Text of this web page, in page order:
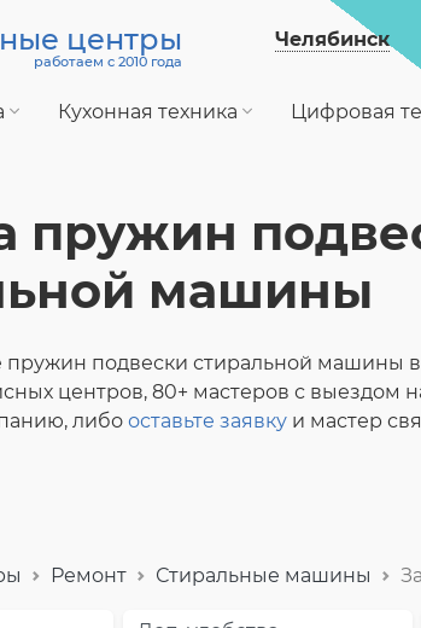
центры
работаем с 2010 года
Челябинск
Кухонная техника Цифровая
пружин
машины
пружин подвески стиральной машины
центров, 80+ мастеров с выездом
либо оставьте заявку и мастер
Ремонт Стиральные машины